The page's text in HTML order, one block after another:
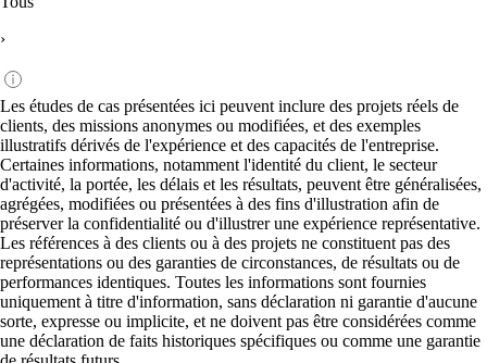
›
Les études de cas présentées ici peuvent inclure des projets réels de
clients, des missions anonymes ou modifiées, et des exemples
illustratifs dérivés de l'expérience et des capacités de l'entreprise.
Certaines informations, notamment l'identité du client, le secteur
d'activité, la portée, les délais et les résultats, peuvent être généralisées,
agrégées, modifiées ou présentées à des fins d'illustration afin de
préserver la confidentialité ou d'illustrer une expérience représentative.
Les références à des clients ou à des projets ne constituent pas des
représentations ou des garanties de circonstances, de résultats ou de
performances identiques. Toutes les informations sont fournies
uniquement à titre d'information, sans déclaration ni garantie d'aucune
sorte, expresse ou implicite, et ne doivent pas être considérées comme
une déclaration de faits historiques spécifiques ou comme une garantie